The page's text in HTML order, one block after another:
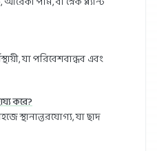
যা পরিবেশবান্ধব এবং
করে?
স্থানান্তরযোগ্য, যা ছাদ